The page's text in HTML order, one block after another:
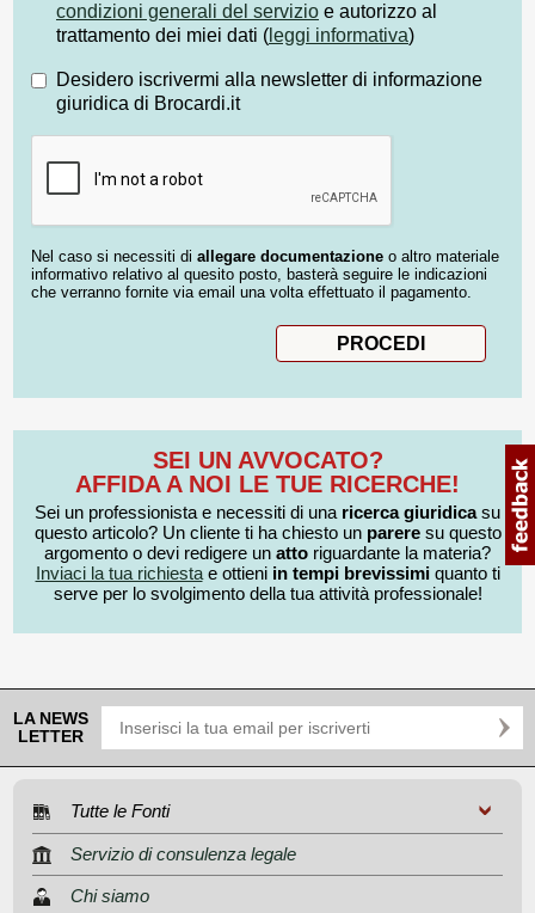
condizioni generali del servizio e autorizzo al
trattamento dei miei dati ( leggi informativa)
Desidero iscrivermi alla newsletter di informazione
giuridica di Brocardi.it
Nel caso si necessiti di allegare documentazione o altro materiale
informativo relativo al quesito posto, basterà seguire le indicazioni
che verranno fornite via email una volta effettuato il pagamento.
SEI UN AVVOCATO?
AFFIDA A NOI LE TUE RICERCHE!
Sei un professionista e necessiti di una ricerca giuridicasu
questo articolo? Un cliente ti ha chiesto un pareresu questo
argomento o devi redigere un atto riguardante la materia?
Inviaci la tua richiestae ottieni in tempi brevissimiquanto ti
serve per lo svolgimento della tua attività professionale!
LA NEWS
LETTER
Tutte le Fonti
Servizio di consulenza legale
Chi siamo